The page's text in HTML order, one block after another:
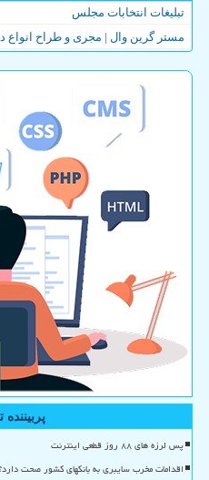
تبلیغات انتخابات مجلس
مستر گرین وال | مجری و طراح انواع
پربیننده
پس لرزه های ۸۸ روز قطعی اینترنت
اقدامات مخرب سایبری به بانکهای کشور صحت